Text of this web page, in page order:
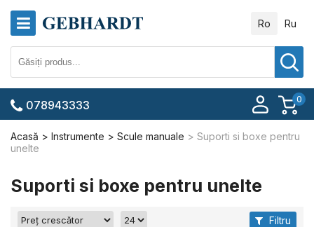
Ro Ru
0
078943333
Acasă Instrumente Scule manuale
Suporti si boxe pentru
unelte
Suporti si boxe pentru unelte
Filtru